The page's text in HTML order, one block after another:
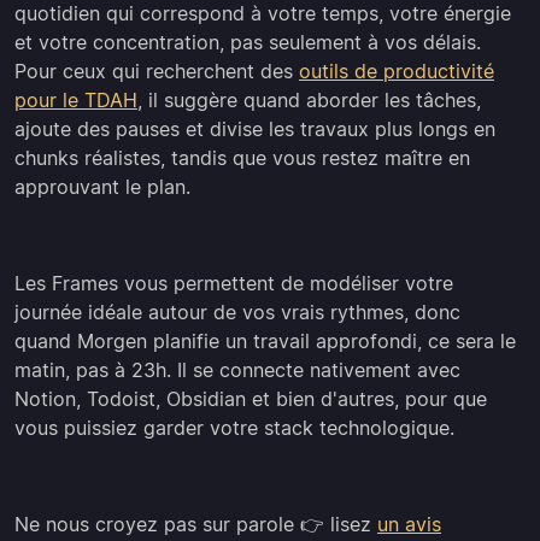
quotidien qui correspond à votre temps, votre énergie
et votre concentration, pas seulement à vos délais.
Pour ceux qui recherchent des outils de productivité
pour le TDAH, il suggère quand aborder les tâches,
ajoute des pauses et divise les travaux plus longs en
chunks réalistes, tandis que vous restez maître en
approuvant le plan.
Les Frames vous permettent de modéliser votre
journée idéale autour de vos vrais rythmes, donc
quand Morgen planifie un travail approfondi, ce sera le
matin, pas à 23h. Il se connecte nativement avec
Notion, Todoist, Obsidian et bien d'autres, pour que
vous puissiez garder votre stack technologique.
Ne nous croyez pas sur parole 👉 lisez un avis